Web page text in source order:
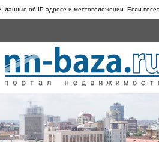
данные об IP-адресе и местоположении. Если